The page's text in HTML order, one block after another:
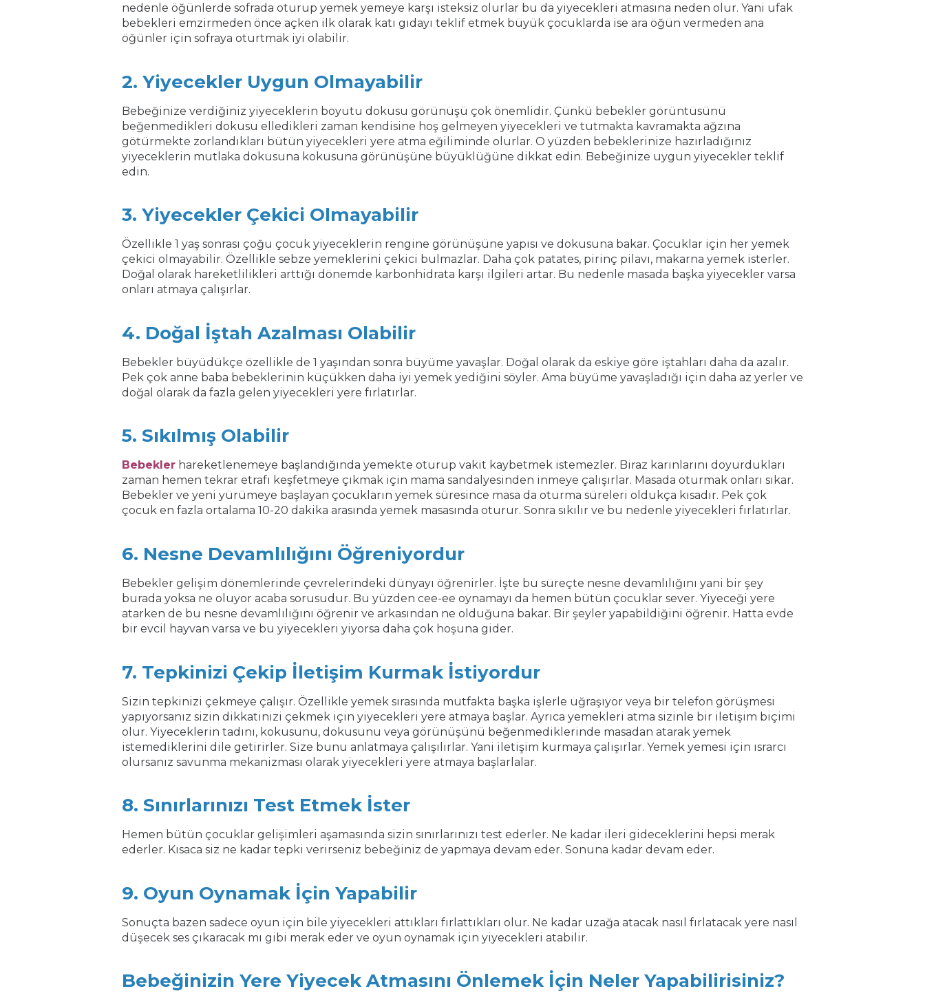
nedenle öğünlerde sofrada oturup yemek yemeye karşı isteksiz olurlar bu da yiyecekleri atmasına neden olur. Yani ufak
bebekleri emzirmeden önce açken ilk olarak katı gıdayı teklif etmek büyük çocuklarda ise ara öğün vermeden ana
öğünler için sofraya oturtmak iyi olabilir.
2. Yiyecekler Uygun Olmayabilir
Bebeğinize verdiğiniz yiyeceklerin boyutu dokusu görünüşü çok önemlidir. Çünkü bebekler görüntüsünü
beğenmedikleri dokusu elledikleri zaman kendisine hoş gelmeyen yiyecekleri ve tutmakta kavramakta ağzına
götürmekte zorlandıkları bütün yiyecekleri yere atma eğiliminde olurlar. O yüzden bebeklerinize hazırladığınız
yiyeceklerin mutlaka dokusuna kokusuna görünüşüne büyüklüğüne dikkat edin. Bebeğinize uygun yiyecekler teklif
edin.
3. Yiyecekler Çekici Olmayabilir
Özellikle 1 yaş sonrası çoğu çocuk yiyeceklerin rengine görünüşüne yapısı ve dokusuna bakar. Çocuklar için her yemek
çekici olmayabilir. Özellikle sebze yemeklerini çekici bulmazlar. Daha çok patates, pirinç pilavı, makarna yemek isterler.
Doğal olarak hareketlilikleri arttığı dönemde karbonhidrata karşı ilgileri artar. Bu nedenle masada başka yiyecekler varsa
onları atmaya çalışırlar.
4. Doğal İştah Azalması Olabilir
Bebekler büyüdükçe özellikle de 1 yaşından sonra büyüme yavaşlar. Doğal olarak da eskiye göre iştahları daha da azalır.
Pek çok anne baba bebeklerinin küçükken daha iyi yemek yediğini söyler. Ama büyüme yavaşladığı için daha az yerler ve
doğal olarak da fazla gelen yiyecekleri yere fırlatırlar.
5. Sıkılmış Olabilir
Bebekler hareketlenemeye başlandığında yemekte oturup vakit kaybetmek istemezler. Biraz karınlarını doyurdukları
zaman hemen tekrar etrafı keşfetmeye çıkmak için mama sandalyesinden inmeye çalışırlar. Masada oturmak onları sıkar.
Bebekler ve yeni yürümeye başlayan çocukların yemek süresince masa da oturma süreleri oldukça kısadır. Pek çok
çocuk en fazla ortalama 10-20 dakika arasında yemek masasında oturur. Sonra sıkılır ve bu nedenle yiyecekleri fırlatırlar.
6. Nesne Devamlılığını Öğreniyordur
Bebekler gelişim dönemlerinde çevrelerindeki dünyayı öğrenirler. İşte bu süreçte nesne devamlılığını yani bir şey
burada yoksa ne oluyor acaba sorusudur. Bu yüzden cee-ee oynamayı da hemen bütün çocuklar sever. Yiyeceği yere
atarken de bu nesne devamlılığını öğrenir ve arkasından ne olduğuna bakar. Bir şeyler yapabildiğini öğrenir. Hatta evde
bir evcil hayvan varsa ve bu yiyecekleri yiyorsa daha çok hoşuna gider.
7. Tepkinizi Çekip İletişim Kurmak İstiyordur
Sizin tepkinizi çekmeye çalışır. Özellikle yemek sırasında mutfakta başka işlerle uğraşıyor veya bir telefon görüşmesi
yapıyorsanız sizin dikkatinizi çekmek için yiyecekleri yere atmaya başlar. Ayrıca yemekleri atma sizinle bir iletişim biçimi
olur. Yiyeceklerin tadını, kokusunu, dokusunu veya görünüşünü beğenmediklerinde masadan atarak yemek
istemediklerini dile getirirler. Size bunu anlatmaya çalışılırlar. Yani iletişim kurmaya çalışırlar. Yemek yemesi için ısrarcı
olursanız savunma mekanizması olarak yiyecekleri yere atmaya başlarlalar.
8. Sınırlarınızı Test Etmek İster
Hemen bütün çocuklar gelişimleri aşamasında sizin sınırlarınızı test ederler. Ne kadar ileri gideceklerini hepsi merak
ederler. Kısaca siz ne kadar tepki verirseniz bebeğiniz de yapmaya devam eder. Sonuna kadar devam eder.
9. Oyun Oynamak İçin Yapabilir
Sonuçta bazen sadece oyun için bile yiyecekleri attıkları fırlattıkları olur. Ne kadar uzağa atacak nasıl fırlatacak yere nasıl
düşecek ses çıkaracak mı gibi merak eder ve oyun oynamak için yiyecekleri atabilir.
Bebeğinizin Yere Yiyecek Atmasını Önlemek İçin Neler Yapabilirisiniz?